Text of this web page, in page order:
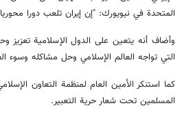
المتحدة في نيويورك: "إن إيران تلعب دورا
وأضاف أنه يتعين على الدول الإسلامية تعزيز
التي تواجه العالم الإسلامي وحل مشاكله وسوء
كما استنكر الأمين العام لمنظمة التعاون
المسلمين تحت شعار حرية التعبير.